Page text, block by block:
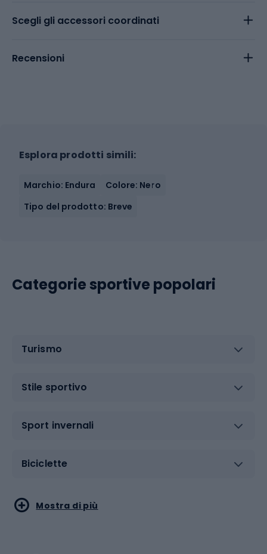
Scegli gli accessori coordinati
Recensioni
Esplora prodotti simili:
Marchio: Endura
Colore: Nero
Tipo del prodotto: Breve
Categorie sportive popolari
Turismo
Stile sportivo
Sport invernali
Biciclette
Sport acquatici
Sport di arti marziali
Mostra di più